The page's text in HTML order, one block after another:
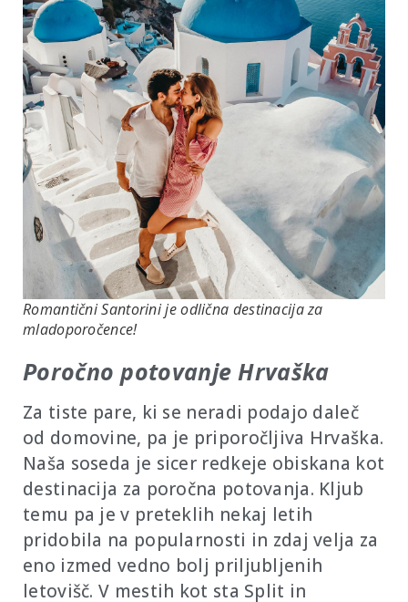
Romantični Santorini je odlična destinacija za
mladoporočence!
Poročno potovanje Hrvaška
Za tiste pare, ki se neradi podajo daleč
od domovine, pa je priporočljiva Hrvaška.
Naša soseda je sicer redkeje obiskana kot
destinacija za poročna potovanja. Kljub
temu pa je v preteklih nekaj letih
pridobila na popularnosti in zdaj velja za
eno izmed vedno bolj priljubljenih
letovišč. V mestih kot sta Split in